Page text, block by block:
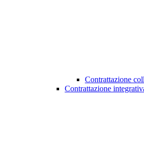
Contrattazione
Contrattazione